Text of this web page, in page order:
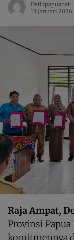
Detikpapuanet
13 Januari 2026
Raja Ampat,
Provinsi Papua
komitmennya